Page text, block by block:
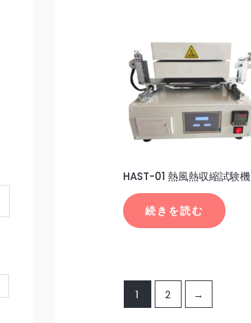
HAST-01 熱風熱収縮試験機
続きを読む
1 2 →